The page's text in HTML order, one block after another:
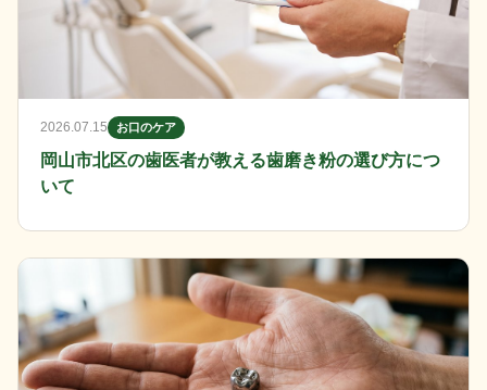
2026.07.15 お口のケア
岡山市北区の歯医者が教える歯磨き粉の選び方につ
いて